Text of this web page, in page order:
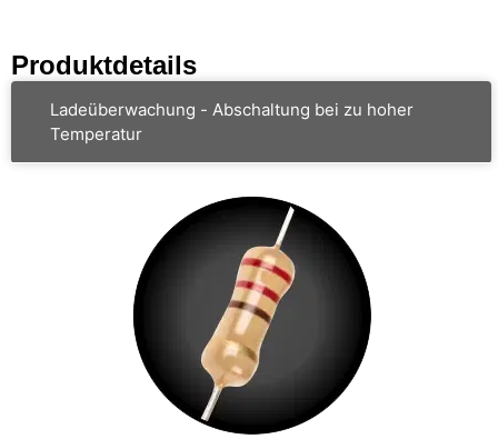
Produktdetails
Ladeüberwachung - Abschaltung bei zu hoher
Temperatur